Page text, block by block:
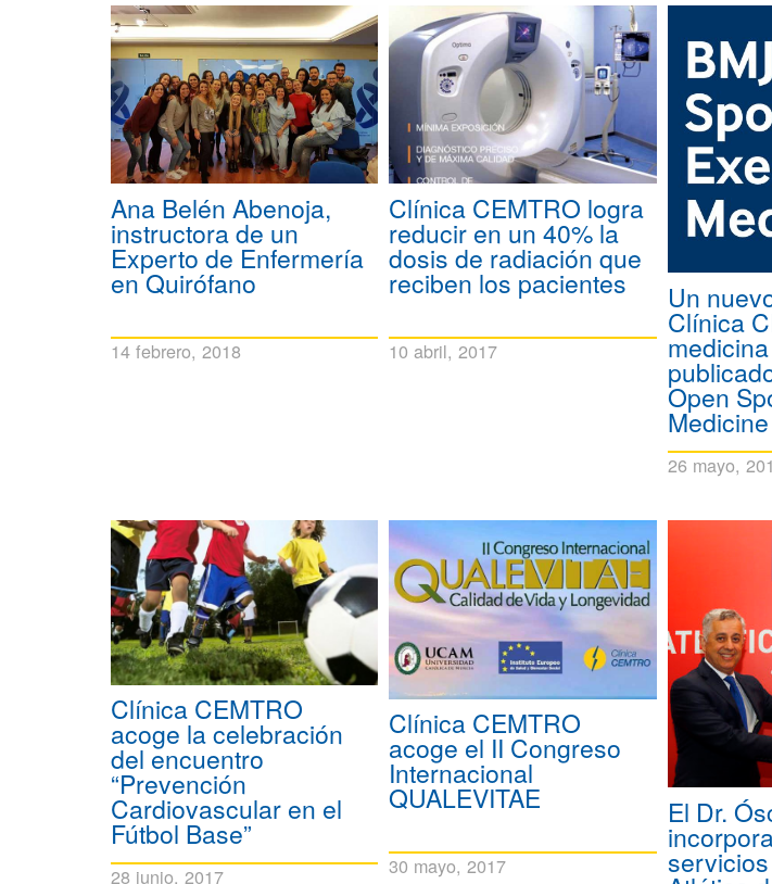
Ana Belén Abenoja,
instructora de un
Experto de Enfermería
en Quirófano
14 febrero, 2018
Clínica CEMTRO logra
reducir en un 40% la
dosis de radiación que
reciben los pacientes
10 abril, 2017
Un
Clínica
Open
Medicine
26 mayo,
Clínica CEMTRO
acoge la celebración
del encuentro
“Prevención
Cardiovascular en el
Fútbol Base”
28 junio, 2017
Clínica CEMTRO
acoge el II Congreso
Internacional
QUALEVITAE
30 mayo, 2017
El Dr.